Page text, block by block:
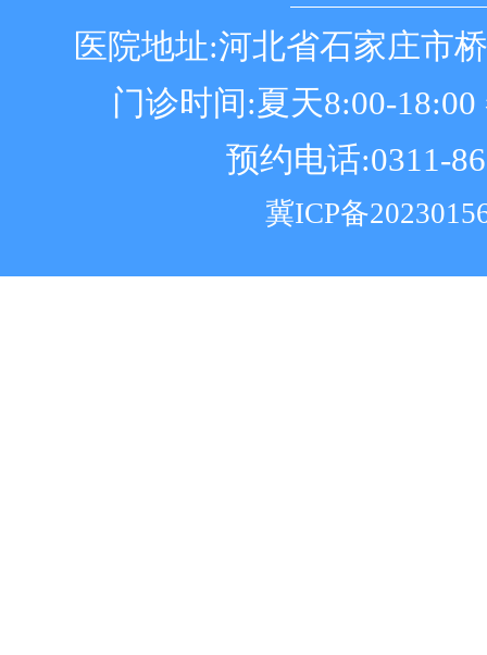
医院地址:河北省石家庄市
门诊时间:夏天8:00-18:00
预约电话:0311-
冀ICP备